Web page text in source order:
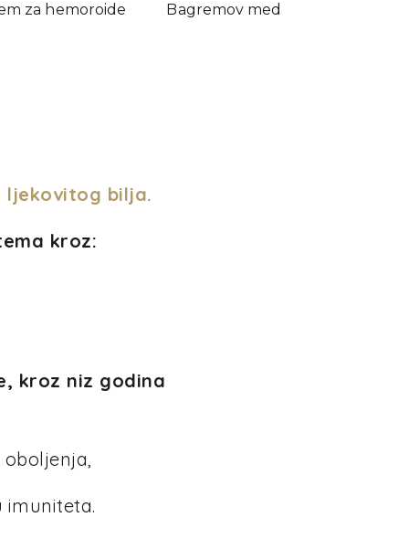
za hemoroide Bagremov med
ljekovitog bilja.
kroz:
kroz niz godina